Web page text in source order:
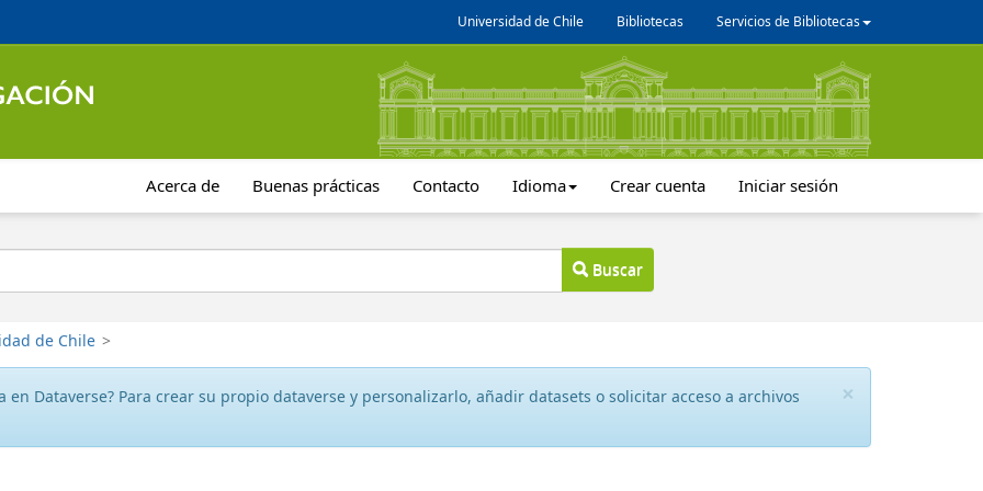
Universidad de Chile Bibliotecas Servicios de Bibliotecas
Acerca de Buenas prácticas Contacto Idioma Crear cuenta Iniciar sesión
Buscar
de Chile >
×
en Dataverse? Para crear su propio dataverse y personalizarlo, añadir datasets o solicitar acceso a archivos